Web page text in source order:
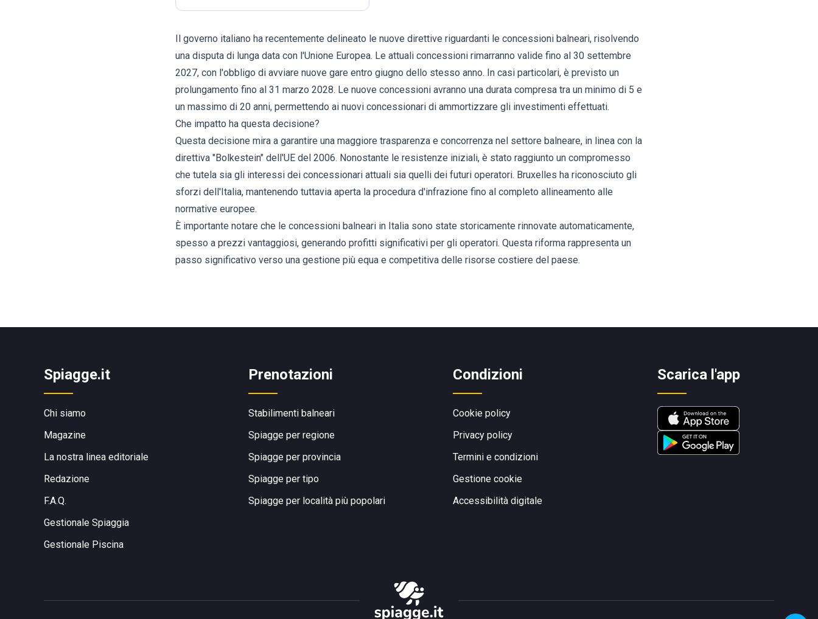
Il governo italiano ha recentemente delineato le nuove direttive riguardanti le concessioni balneari, risolvendo
una disputa di lunga data con l'Unione Europea. Le attuali concessioni rimarranno valide fino al 30 settembre
2027, con l'obbligo di avviare nuove gare entro giugno dello stesso anno. In casi particolari, è previsto un
prolungamento fino al 31 marzo 2028. Le nuove concessioni avranno una durata compresa tra un minimo di 5 e
un massimo di 20 anni, permettendo ai nuovi concessionari di ammortizzare gli investimenti effettuati.
Che impatto ha questa decisione?
Questa decisione mira a garantire una maggiore trasparenza e concorrenza nel settore balneare, in linea con la
direttiva "Bolkestein" dell'UE del 2006. Nonostante le resistenze iniziali, è stato raggiunto un compromesso
che tutela sia gli interessi dei concessionari attuali sia quelli dei futuri operatori. Bruxelles ha riconosciuto gli
sforzi dell'Italia, mantenendo tuttavia aperta la procedura d'infrazione fino al completo allineamento alle
normative europee.
È importante notare che le concessioni balneari in Italia sono state storicamente rinnovate automaticamente,
spesso a prezzi vantaggiosi, generando profitti significativi per gli operatori. Questa riforma rappresenta un
passo significativo verso una gestione più equa e competitiva delle risorse costiere del paese.
Spiagge.it
Chi siamo
Magazine
La nostra linea editoriale
Redazione
F.A.Q.
Gestionale Spiaggia
Gestionale Piscina
Prenotazioni
Stabilimenti balneari
Spiagge per regione
Spiagge per provincia
Spiagge per tipo
Spiagge per località più popolari
Condizioni
Cookie policy
Privacy policy
Termini e condizioni
Gestione cookie
Accessibilità digitale
Scarica l'app